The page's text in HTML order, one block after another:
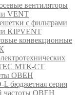
вентиляторы
VENT
с фильтрами
KIPVENT
конвекционные
МТК-СТ
ОВЕН
бюджетная серия
частоты ОВЕН